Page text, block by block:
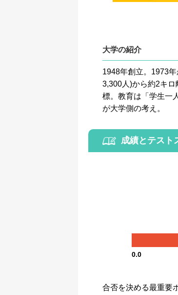
大学の紹介
1948年創立。1973
3,300人)から約2キ
標。教育は「学生一
が大学側の考え。
成績とテスト
0.0
合否を決める最重要